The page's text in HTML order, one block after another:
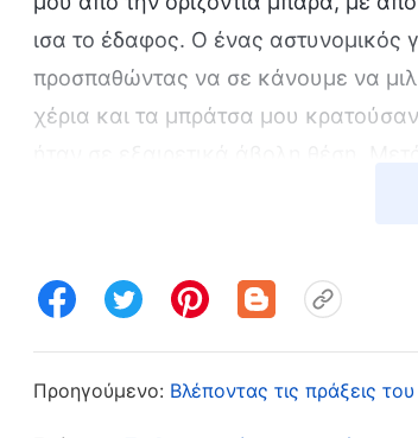
ισα το έδαφος. Ο ένας αστυνομικός
προσπαθώντας να σε κάνουμε να
χέρια και τα μπράτσα μου
όλο και περισσότερο, σαν να
λόγια: “Διότι η προσωρινή ελαφρά
κανείς σας δεν κατάλαβε το
Προηγούμενο: Βλέποντας τις πράξεις